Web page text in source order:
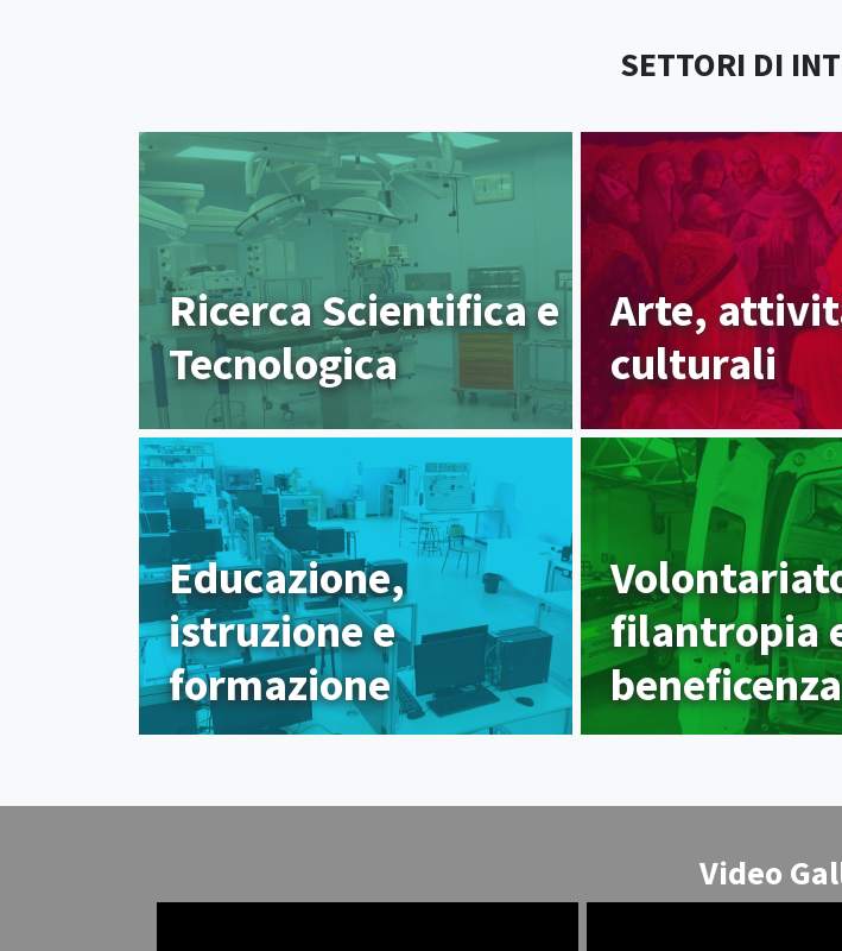
SETTORI DI
Ricerca Scientifica e
Tecnologica
Arte,
culturali
Educazione,
istruzione e
formazione
filantropia
beneficenza
Video